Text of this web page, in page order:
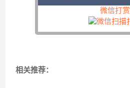
微信打赏
相关推荐：